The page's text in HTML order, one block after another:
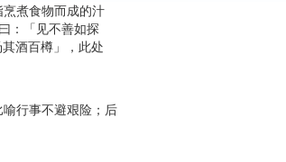
煮食物而成的汁
：「见不善如探
酒百樽」，此处
行事不避艰险；后